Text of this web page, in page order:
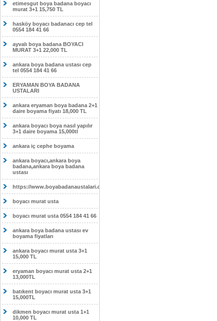
etimesgut boya badana boyacı
murat 3+1 15,750 TL
hasköy boyacı badanacı cep tel
0554 184 41 66
ayvalı boya badana BOYACI
MURAT 3+1 22,000 TL
ankara boya badana ustası cep
tel 0554 184 41 66
ERYAMAN BOYA BADANA
USTALARI
ankara eryaman boya badana 2+1
daire boyama fiyatı 18,000 TL
ankara boyacı boya nasıl yapılır
3+1 daire boyama 15,000tl
ankara iç cephe boyama
ankara boyacı,ankara boya
badana,ankara boya badana
ustası
https://www.boyabadanaustalari.com/
boyacı murat usta
boyacı murat usta 0554 184 41 66
ankara boya badana ustası ev
boyama fiyatları
ankara boyacı murat usta 3+1
15,000 TL
eryaman boyacı murat usta 2+1
13,000TL
batıkent boyacı murat usta 3+1
15,000TL
dikmen boyacı murat usta 1+1
10,000 TL